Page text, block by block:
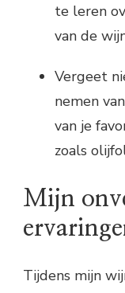
te leren
van de
Vergeet
nemen
van je
zoals
Mijn
Tijdens mijn